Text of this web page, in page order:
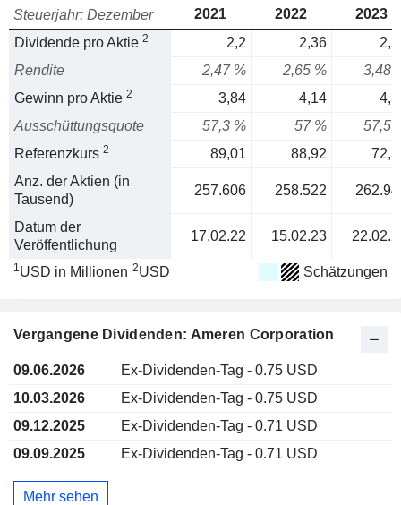
Steuerjahr: Dezember 2021 2022
2023
Dividende pro Aktie 2 2,2 2,36
Rendite
2,47 % 2,65 %
3,48
Gewinn pro Aktie 2 3,84 4,14
Ausschüttungsquote
57,3 % 57 %
57,5
Referenzkurs 2 89,01 88,92
Anz. der Aktien (in
Tausend)
257.606 258.522
Datum der
Veröffentlichung
17.02.22 15.02.23
1USD in Millionen 2USD Schätzungen
Vergangene Dividenden: Ameren Corporation
09.06.2026
Ex-Dividenden-Tag - 0.75 USD
10.03.2026
Ex-Dividenden-Tag - 0.75 USD
09.12.2025
Ex-Dividenden-Tag - 0.71 USD
09.09.2025
Ex-Dividenden-Tag - 0.71 USD
Mehr sehen